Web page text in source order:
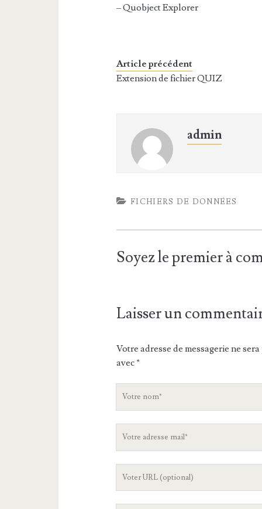
– Quobject Explorer
Article précédent
Extension de fichier QUIZ
admin
FICHIERS DE DONNÉES
Soyez le premier à
Laisser un
Votre adresse de messagerie ne
avec*
V
n
m
V
a
L